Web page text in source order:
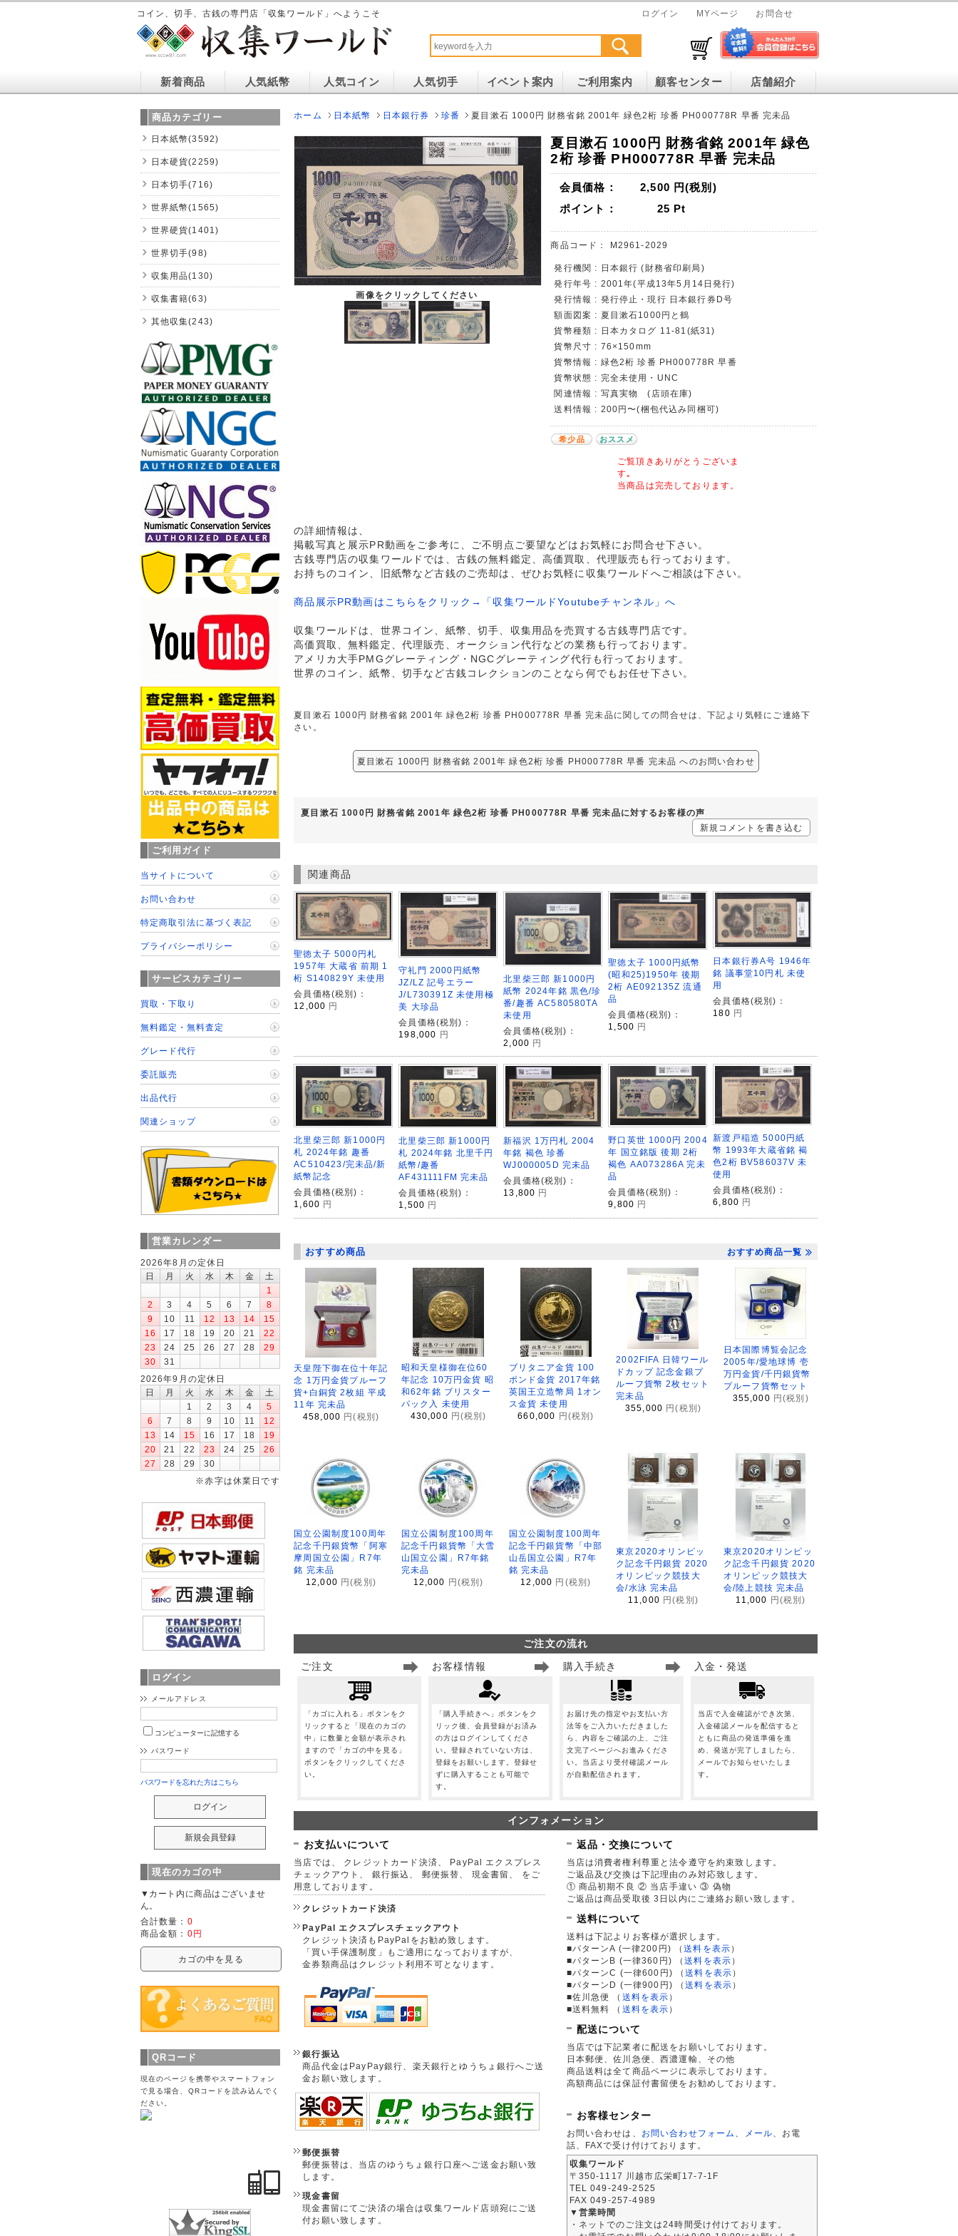
コイン、切手、古銭の専門店「収集ワールド」へようこそ ログイン MYページ お問合せ
新着商品 人気紙幣 人気コイン 人気切手 イベント案内 ご利用案内 顧客センター 店舗紹介
ホーム 日本紙幣 日本銀行券 珍番 夏目漱石 1000円 財務省銘 2001年 緑色2桁 珍番 PH000778R 早番 完未品
画像をクリックしてください
夏目漱石 1000円 財務省銘 2001年 緑色
2桁 珍番 PH000778R 早番 完未品
会員価格： 2,500 円(税別)
ポイント：
25 Pt
商品コード： M2961-2029
発行機関 : 日本銀行 (財務省印刷局)
発行年号 : 2001年(平成13年5月14日発行)
発行情報 : 発行停止・現行 日本銀行券D号
額面図案 : 夏目漱石1000円と鶴
貨幣種類 : 日本カタログ 11-81(紙31)
貨幣尺寸 : 76×150mm
貨幣情報 : 緑色2桁 珍番 PH000778R 早番
貨幣状態 : 完全未使用・UNC
関連情報 : 写真実物 (店頭在庫)
送料情報 : 200円〜(梱包代込み同梱可)
希少品 おススメ
ご覧頂きありがとうございま
す｡
当商品は完売しております。
の詳細情報は、
掲載写真と展示PR動画をご参考に、ご不明点ご要望などはお気軽にお問合せ下さい。
古銭専門店の収集ワールドでは、古銭の無料鑑定、高価買取、代理販売も行っております。
お持ちのコイン、旧紙幣など古銭のご売却は、ぜひお気軽に収集ワールドへご相談は下さい。
商品展示PR動画はこちらをクリック→「収集ワールドYoutubeチャンネル」へ
収集ワールドは、世界コイン、紙幣、切手、収集用品を売買する古銭専門店です。
高価買取、無料鑑定、代理販売、オークション代行などの業務も行っております。
アメリカ大手PMGグレーティング・NGCグレーティング代行も行っております。
世界のコイン、紙幣、切手など古銭コレクションのことなら何でもお任せ下さい。
夏目漱石 1000円 財務省銘 2001年 緑色2桁 珍番 PH000778R 早番 完未品に関しての問合せは、下記より気軽にご連絡下
さい。
夏目漱石 1000円 財務省銘 2001年 緑色2桁 珍番 PH000778R 早番 完未品 へのお問い合わせ
夏目漱石 1000円 財務省銘 2001年 緑色2桁 珍番 PH000778R 早番 完未品に対するお客様の声
新規コメントを書き込む
関連商品
聖徳太子 5000円札
1957年 大蔵省 前期 1
桁 S140829Y 未使用
会員価格(税別)：
12,000 円
守礼門 2000円紙幣
JZ/LZ 記号エラー
J/L730391Z 未使用極
美 大珍品
会員価格(税別)：
198,000 円
北里柴三郎 新1000円
紙幣 2024年銘 黒色/珍
番/趣番 AC580580TA
未使用
会員価格(税別)：
2,000 円
聖徳太子 1000円紙幣
(昭和25)1950年 後期
2桁 AE092135Z 流通
品
会員価格(税別)：
1,500 円
日本銀行券A号 1946年
銘 議事堂10円札 未使
用
会員価格(税別)：
180 円
北里柴三郎 新1000円
札 2024年銘 趣番
AC510423/完未品/新
紙幣記念
会員価格(税別)：
1,600 円
北里柴三郎 新1000円
札 2024年銘 北里千円
紙幣/趣番
AF431111FM 完未品
会員価格(税別)：
1,500 円
新福沢 1万円札 2004
年銘 褐色 珍番
WJ000005D 完未品
会員価格(税別)：
13,800 円
野口英世 1000円 2004
年 国立銘版 後期 2桁
褐色 AA073286A 完未
品
会員価格(税別)：
9,800 円
新渡戸稲造 5000円紙
幣 1993年大蔵省銘 褐
色2桁 BV586037V 未
使用
会員価格(税別)：
6,800 円
おすすめ商品 おすすめ商品一覧
天皇陛下御在位十年記
念 1万円金貨プルーフ
貨+白銅貨 2枚組 平成
11年 完未品
458,000 円(税別)
昭和天皇様御在位60
年記念 10万円金貨 昭
和62年銘 ブリスター
パック入 未使用
430,000 円(税別)
ブリタニア金貨 100
ポンド金貨 2017年銘
英国王立造幣局 1オン
ス金貨 未使用
660,000 円(税別)
2002FIFA 日韓ワール
ドカップ 記念金銀プ
ルーフ貨幣 2枚セット
完未品
355,000 円(税別)
日本国際博覧会記念
2005年/愛地球博 壱
万円金貨/千円銀貨幣
プルーフ貨幣セット
355,000 円(税別)
国立公園制度100周年
記念千円銀貨幣「阿寒
摩周国立公園」R7年
銘 完未品
12,000 円(税別)
国立公園制度100周年
記念千円銀貨幣「大雪
山国立公園」R7年銘
完未品
12,000
円(税別)
国立公園制度100周年
記念千円銀貨幣「中部
山岳国立公園」R7年
銘 完未品
12,000 円(税別)
東京2020オリンピッ
ク記念千円銀貨 2020
オリンピック競技大
会/水泳 完未品
11,000 円(税別)
東京2020オリンピッ
ク記念千円銀貨 2020
オリンピック競技大
会/陸上競技 完未品
11,000
円(税別)
ご注文の流れ
ご注文
「カゴに入れる」ボタンをク
リックすると「現在のカゴの
中」に数量と金額が表示され
ますので「カゴの中を見る」
ボタンをクリックしてくださ
い。
お客様情報
「購入手続きへ」ボタンをク
リック後、会員登録がお済み
の方はログインしてくださ
い。登録されていない方は、
登録をお願いします。登録せ
ずに購入することも可能で
す。
購入手続き
お届け先の指定やお支払い方
法等をご入力いただきました
ら、内容をご確認の上、ご注
文完了ページへお進みくださ
い。当店より受付確認メール
が自動配信されます。
入金・発送
当店で入金確認ができ次第、
入金確認メールを配信すると
ともに商品の発送準備を進
め、発送が完了しましたら、
メールでお知らせいたしま
す。
インフォメーション
お支払いについて
当店では、 クレジットカード決済、 PayPal エクスプレス
チェックアウト、 銀行振込、 郵便振替、 現金書留、 をご
用意しております。
クレジットカード決済
PayPal エクスプレスチェックアウト
クレジット決済もPayPalをお勧め致します。
「買い手保護制度」もご適用になっておりますが、
金券類商品はクレジット利用不可となります。
銀行振込
商品代金はPayPay銀行、楽天銀行とゆうちょ銀行へご送
金お願い致します。
郵便振替
郵便振替は、当店のゆうちょ銀行口座へご送金お願い致
します。
現金書留
現金書留にてご決済の場合は収集ワールド店頭宛にご送
付お願い致します。
返品・交換について
当店は消費者権利尊重と法令遵守を約束致します。
ご返品及び交換は下記理由のみ対応致します。
① 商品初期不良 ② 当店手違い ③ 偽物
ご返品は商品受取後 3日以内にご連絡お願い致します。
送料について
送料は下記よりお客様が選択します。
■パターンA (一律200円)
（送料を表示 ）
■パターンB (一律360円)
（送料を表示 ）
■パターンC (一律600円)
（送料を表示 ）
■パターンD (一律900円)
（送料を表示 ）
■佐川急便
（ 送料を表示 ）
■送料無料
（ 送料を表示 ）
配送について
当店では下記業者に配送をお願いしております。
日本郵便、佐川急便、西濃運輸、その他
商品送料は全て商品ページに表示しております。
高額商品には保証付書留便をお勧めしております。
お客様センター
お問い合わせは、 お問い合わせフォーム メール 、お電
話、FAXで受け付けております。
収集ワールド
〒350-1117 川越市広栄町17-7-1F
TEL 049-249-2525
FAX 049-257-4989
▼営業時間
・ネットでのご注文は24時間受け付けております。
商品カテゴリー
日本紙幣(3592)
日本硬貨(2259)
日本切手(716)
世界紙幣(1565)
世界硬貨(1401)
世界切手(98)
収集用品(130)
収集書籍(63)
其他収集(243)
ご利用ガイド
当サイトについて
お問い合わせ
特定商取引法に基づく表記
プライバシーポリシー
サービスカテゴリー
買取・下取り
無料鑑定・無料査定
グレード代行
委託販売
出品代行
関連ショップ
営業カレンダー
2026年8月の定休日
日
月 火 水 木 金
土
1
2
3 4 5 6 7
8
9
10 11 12 13 14
15
16
17 18 19 20 21
22
23
24 25 26 27 28
29
30
31
2026年9月の定休日
日
月 火 水 木 金
土
1
2 3 4
5
6
7 8 9 10 11
12
13
14 15 16 17 18
19
20
21 22 23 24 25
26
27
28 29
30
※赤字は休業日です
ログイン
メールアドレス
コンピューターに記憶する
パスワード
パスワードを忘れた方はこちら
現在のカゴの中
▼カート内に商品はございませ
ん。
合計数量： 0
商品金額： 0円
カゴの中を見る
QRコード
現在のページを携帯やスマートフォン
で見る場合、QRコードを読み込んでく
ださい。